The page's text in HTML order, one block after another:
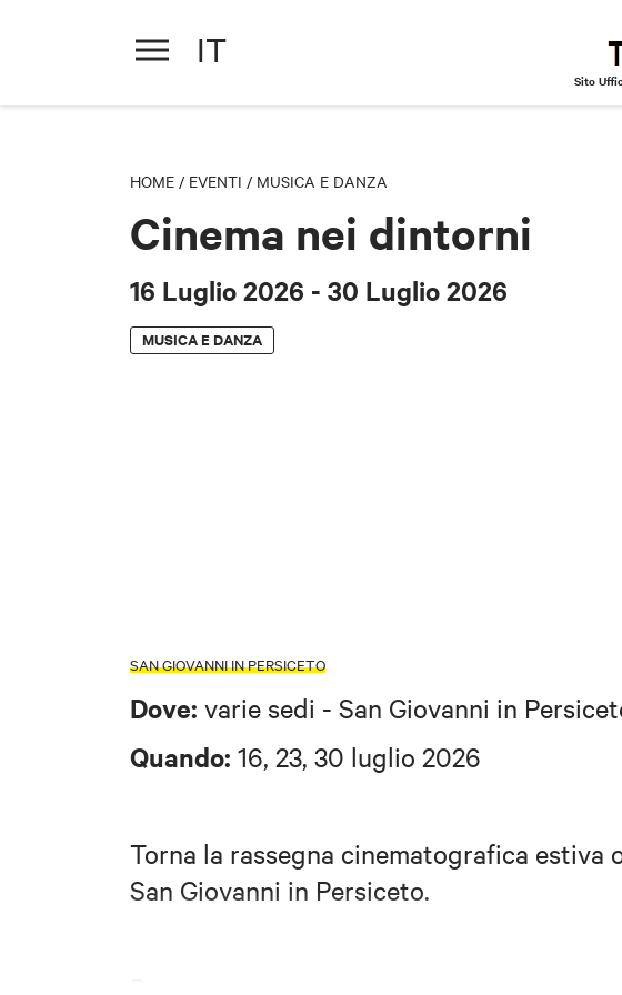
IT
Sito
HOME / EVENTI / MUSICA E DANZA
Cinema nei dintorni
16 Luglio 2026 - 30 Luglio 2026
MUSICA E DANZA
SAN GIOVANNI IN PERSICETO
Dove: varie sedi - San Giovanni in
Quando: 16, 23, 30 luglio 2026
Torna la rassegna cinematografica estiva
San Giovanni in Persiceto.